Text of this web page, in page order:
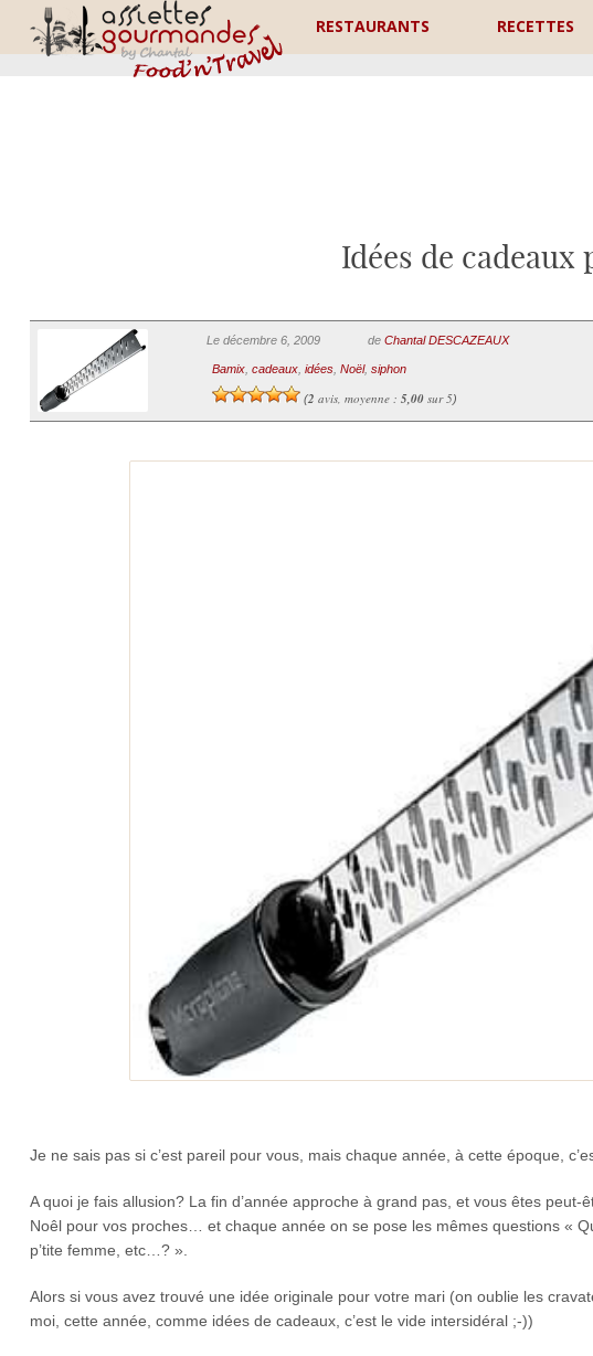
RESTAURANTS RECETTES
Idées de cadeaux
Le décembre 6, 2009 de Chantal DESCAZEAUX
Bamix, cadeaux, idées, Noël, siphon
(2 avis, moyenne : 5,00sur 5)
Je ne sais pas si c’est pareil pour vous, mais chaque année, à cette époque,
A quoi je fais allusion? La fin d’année approche à grand pas, et vous êtes
Noêl pour vos proches… et chaque année on se pose les mêmes questions «
p’tite femme, etc…? ».
Alors si vous avez trouvé une idée originale pour votre mari (on oublie les
moi, cette année, comme idées de cadeaux, c’est le vide intersidéral ;-))